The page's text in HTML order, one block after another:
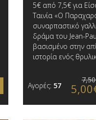
5€ από 7,5€ για
Ταινία «Ο
συναρπαστικό
δράμα του Jean-
βασισμένο στην
ιστορία ενός
Αγορές: 57